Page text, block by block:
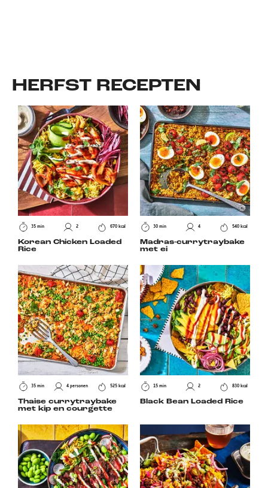
HERFST RECEPTEN
35 min 2 670 kcal
Korean Chicken Loaded
Rice
30 min 4 540 kcal
Madras-currytraybake
met ei
35 min 4 personen 525 kcal
Thaise currytraybake
met kip en courgette
15 min 2 830 kcal
Black Bean Loaded Rice